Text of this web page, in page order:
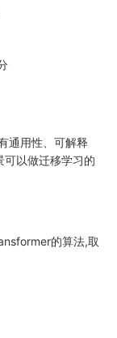
通用性、可解释
可以做迁移学习的
的算法,取